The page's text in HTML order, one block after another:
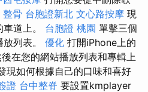
整骨 台胞證新北 文心路按摩 現
道上。 台胞證 桃園 單擊三個
列表。 優化 打開iPhone上的
在您的網站播放列表和專輯上
現如何根據自己的口味和喜好
證 台中整脊 要設置kmplayer